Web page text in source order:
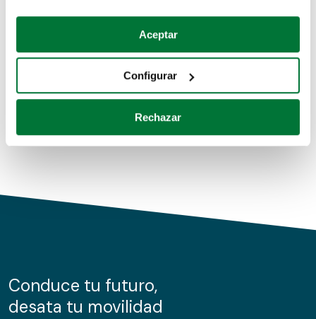
Si lo permite, también quisiéramos:
Recopilar información sobre su ubicación geográfica
Identificar su dispositivo analizándolo activamente
para buscar características específicas (huellas
Obtenga más información sobre cómo se procesan sus
de cookies.
información sobre el uso que haga del sitio web con
nuestros partners de redes sociales, publicidad y análisis
Aceptar
Configurar
Rechazar
Coches de segunda mano
Coches de km0
Conduce tu futuro,
desata tu movilidad